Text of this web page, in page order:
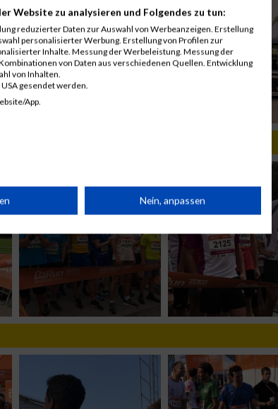
Website zu analysieren und Folgendes zu tun:
reduzierter Daten zur Auswahl von Werbeanzeigen. Erstellung
personalisierter Werbung. Erstellung von Profilen zur
Inhalte. Messung der Werbeleistung. Messung der
von Daten aus verschiedenen Quellen. Entwicklung
von Inhalten.
gesendet werden.
App.
Nein, anpassen